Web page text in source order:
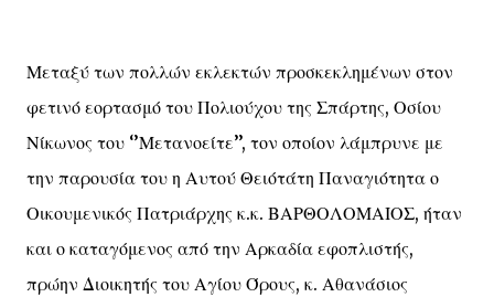
Μεταξύ των πολλών εκλεκτών προσκεκλημένων στον
φετινό εορτασμό του Πολιούχου της Σπάρτης, Οσίου
Νίκωνος του ‘’Μετανοείτε’’, τον οποίον λάμπρυνε με
την παρουσία του η Αυτού Θειότάτη Παναγιότητα ο
Οικουμενικός Πατριάρχης κ.κ. ΒΑΡΘΟΛΟΜΑΙΟΣ, ήταν
και ο καταγόμενος από την Αρκαδία εφοπλιστής,
πρώην Διοικητής του Αγίου Όρους, κ. Αθανάσιος